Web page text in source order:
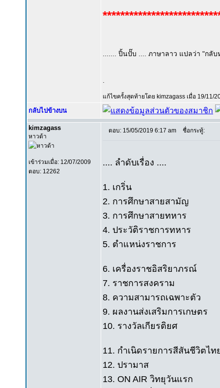
....... ปิ้นปั๊บ .... ภาษาลาว แปลว่า "กลั
แก้ไขครั้งสุดท้ายโดย kimzagass เมื่อ 19/11/
กลับไปข้างบน
kimzagass
หาวด้า
เข้าร่วมเมื่อ: 12/07/2009
ตอบ: 12262
ตอบ: 15/05/2019 6:17 am ชื่อกระทู้:
.... ลำดับเรื่อง ....
1. เกริ่น
2. การศึกษาสายสามัญ
3. การศึกษาสายทหาร
4. ประวัติราชการทหาร
5. ตำแหน่งราชการ
6. เครื่องราชอิสริยาภรณ์
7. ราชการสงคราม
8. ความสามารถเฉพาะตัว
9. ผลงานส่งเสริมการเกษตร
10. รางวัลเกียรติยศ
11. กำเนิดรายการสีสันชีวิตไท
12. ปรามาส
13. ON AIR วิทยุวันแรก